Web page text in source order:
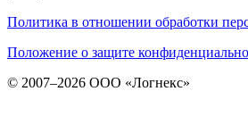
Политика в отношении обработки
Положение о защите
© 2007–2026 ООО «Логнекс»